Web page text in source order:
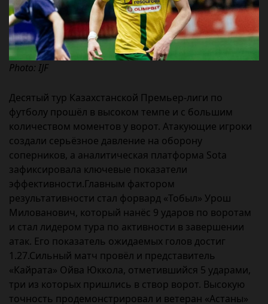
Photo: IJF
Десятый тур Казахстанской Премьер-лиги по
футболу прошёл в высоком темпе и с большим
количеством моментов у ворот. Атакующие игроки
создали серьёзное давление на оборону
соперников, а аналитическая платформа Sota
зафиксировала ключевые показатели
эффективности.Главным фактором
результативности стал форвард «Тобыл» Урош
Милованович, который нанёс 9 ударов по воротам
и стал лидером тура по активности в завершении
атак. Его показатель ожидаемых голов достиг
1.27.Сильный матч провёл и представитель
«Кайрата» Ойва Юккола, отметившийся 5 ударами,
три из которых пришлись в створ ворот. Высокую
точность продемонстрировал и ветеран «Астаны»